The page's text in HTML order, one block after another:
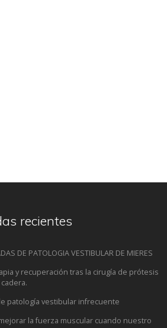
recientes
DE PATOLOGIA VESTIBULAR DE MIERES
y recuperación tras la cirugía de prótesis
patología vestibular infrecuente
la fuerza muscular cuando nuestro